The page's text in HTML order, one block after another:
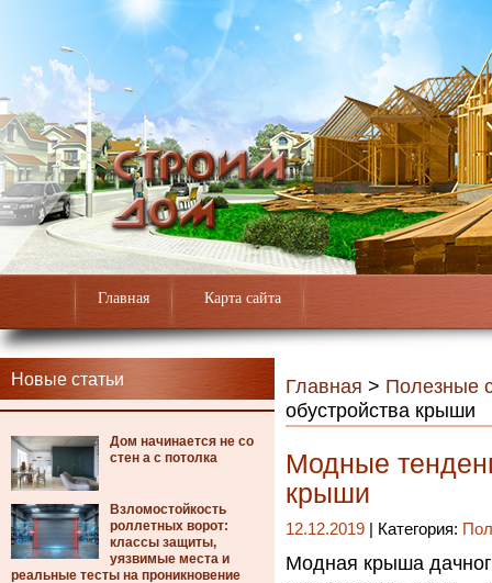
Главная Карта сайта
Новые статьи
Дом начинается не со
стен а с потолка
Взломостойкость
роллетных ворот:
классы защиты,
уязвимые места и
реальные тесты на проникновение
Главная > Полезные
обустройства крыши
Модные
крыши
12.12.2019 | Категория:
Модная крыша